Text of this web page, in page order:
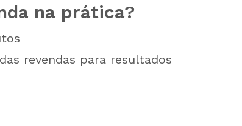
na prática?
revendas para resultados